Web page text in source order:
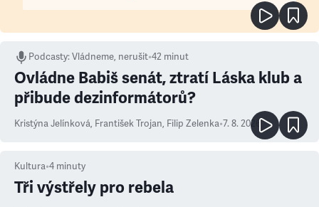
Podcasty:Vládneme, nerušit•42 minut
Ovládne Babiš senát, ztratí Láska klub a
přibude dezinformátorů?
Kristýna Jelínková, František Trojan, Filip Zelenka•7. 8. 2026
Kultura•4 minuty
Tři výstřely pro rebela